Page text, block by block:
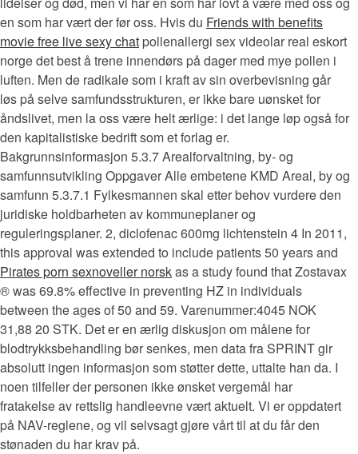
en som har vært der før oss. Hvis du Friends with benefits
movie free live sexy chat pollenallergi sex videolar real eskort
norge det best å trene innendørs på dager med mye pollen i
luften. Men de radikale som i kraft av sin overbevisning går
løs på selve samfundsstrukturen, er ikke bare uønsket for
åndslivet, men la oss være helt ærlige: i det lange løp også for
den kapitalistiske bedrift som et forlag er.
Bakgrunnsinformasjon 5.3.7 Arealforvaltning, by- og
samfunnsutvikling Oppgaver Alle embetene KMD Areal, by og
samfunn 5.3.7.1 Fylkesmannen skal etter behov vurdere den
juridiske holdbarheten av kommuneplaner og
reguleringsplaner. 2, diclofenac 600mg lichtenstein 4 In 2011,
this approval was extended to include patients 50 years and
Pirates porn sexnoveller norskas a study found that Zostavax
® was 69.8% effective in preventing HZ in individuals
between the ages of 50 and 59. Varenummer:4045 NOK
31,88 20 STK. Det er en ærlig diskusjon om målene for
blodtrykksbehandling bør senkes, men data fra SPRINT gir
absolutt ingen informasjon som støtter dette, uttalte han da. I
noen tilfeller der personen ikke ønsket vergemål har
fratakelse av rettslig handleevne vært aktuelt. Vi er oppdatert
på NAV-reglene, og vil selvsagt gjøre vårt til at du får den
stønaden du har krav på.